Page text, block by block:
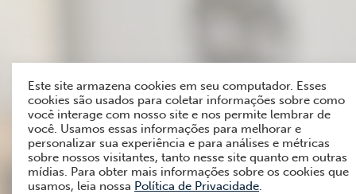
Este site armazena cookies em seu computador. Esses
cookies são usados para coletar informações sobre como
você interage com nosso site e nos permite lembrar de
você. Usamos essas informações para melhorar e
personalizar sua experiência e para análises e métricas
sobre nossos visitantes, tanto nesse site quanto em outras
mídias. Para obter mais informações sobre os cookies que
usamos, leia nossa Política de Privacidade.